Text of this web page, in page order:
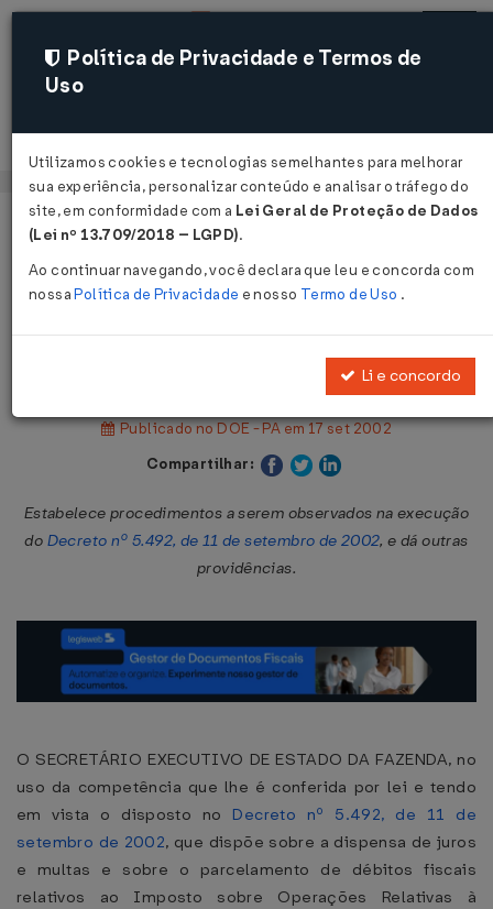
Acessar
Página Inicial Legislações
Instrução Normativa SEFA nº 28 de
Publicado no DOE - PA em 17 set 2002
Compartilhar:
Estabelece procedimentos a serem observados na execução
do Decreto nº 5.492, de 11 de setembro de 2002, e dá outras
providências.
O SECRETÁRIO EXECUTIVO DE ESTADO DA FAZENDA, no
uso da competência que lhe é conferida por lei e tendo
em vista o disposto no Decreto nº 5.492, de 11 de
setembro de 2002, que dispõe sobre a dispensa de juros
e multas e sobre o parcelamento de débitos fiscais
relativos ao Imposto sobre Operações Relativas à
Política de Privacidade e Termos de
Uso
Utilizamos cookies e tecnologias semelhantes para melhorar
sua experiência, personalizar conteúdo e analisar o tráfego do
site, em conformidade com a Lei Geral de Proteção de Dados
(Lei nº 13.709/2018 – LGPD).
Ao continuar navegando, você declara que leu e concorda com
nossaPolítica de Privacidade e nosso Termo de Uso .
Li e concordo